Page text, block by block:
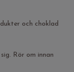
och choklad
Rör om innan